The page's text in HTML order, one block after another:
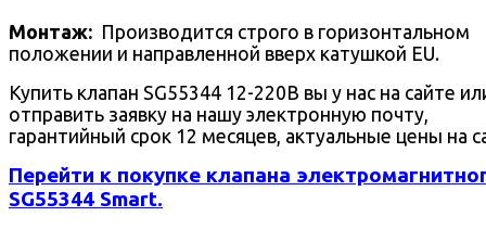
Монтаж: Производится строго в горизонтальном
положении и направленной вверх катушкой EU.
Купить клапан SG55344 12-220В вы у нас на сайте
отправить заявку на нашу электронную почту,
гарантийный срок 12 месяцев, актуальные цены на
Перейти к покупке клапана
SG55344 Smart.